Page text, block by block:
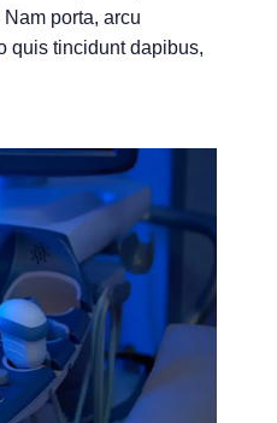
porta, arcu
quis tincidunt dapibus,